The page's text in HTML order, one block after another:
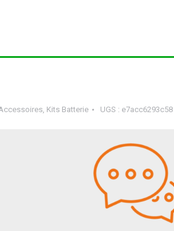
, Kits Batterie UGS : e7acc6293c58